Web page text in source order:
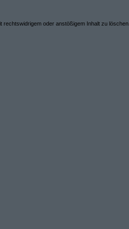
oder anstößigem Inhalt zu löschen.